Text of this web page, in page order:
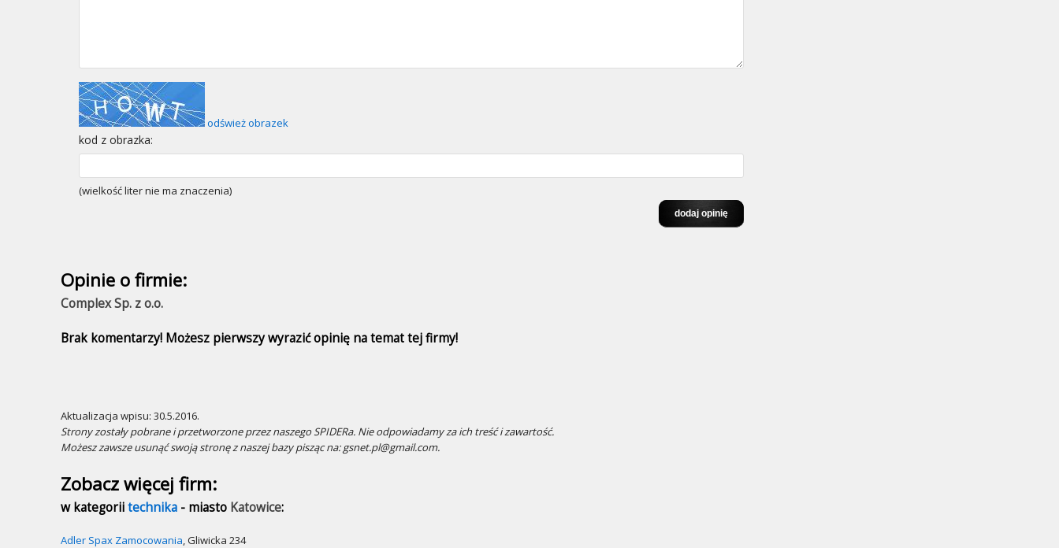
odśwież obrazek
kod z obrazka:
(wielkość liter nie ma znaczenia)
Opinie o firmie:
Complex Sp. z o.o.
Brak komentarzy! Możesz pierwszy wyrazić opinię na temat tej firmy!
Aktualizacja wpisu: 30.5.2016.
Strony zostały pobrane i przetworzone przez naszego SPIDERa. Nie odpowiadamy za ich treść i zawartość.
Możesz zawsze usunąć swoją stronę z naszej bazy pisząc na: gsnet.pl@gmail.com.
Zobacz więcej firm:
w kategoriitechnika - miasto Katowice:
Adler Spax Zamocowania, Gliwicka 234